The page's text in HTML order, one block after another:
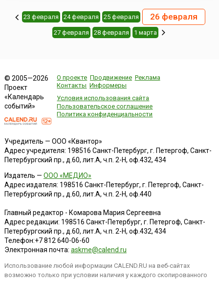
23 февраля 24 февраля 25 февраля 26 февраля
27 февраля 28 февраля 1 марта
© 2005—2026
Проект
«Календарь
событий»
О проекте Продвижение Реклама
Контакты Информеры
Условия использования сайта
Пользовательское соглашение
Политика конфиденциальности
Учредитель — ООО «Квантор»
Адрес учредителя: 198516 Санкт-Петербург, г. Петергоф, Санкт-
Петербургский пр., д.60, лит.А, ч.п. 2-Н, оф.432, 434
Издатель — ООО «МЕДИО»
Адрес издателя: 198516 Санкт-Петербург, г. Петергоф, Санкт-
Петербургский пр., д.60, лит.А, ч.п. 2-Н, оф.440
Главный редактор - Комарова Мария Сергеевна
Адрес редакции: 198516 Санкт-Петербург, г. Петергоф, Санкт-
Петербургский пр., д.60, лит.А, ч.п. 2-Н, оф.432, 434
Телефон:+7 812 640-06-60
Электронная почта: askme@calend.ru
Использование любой информации CALEND.RU на веб-сайтах
возможно только при условии наличия у каждого скопированного